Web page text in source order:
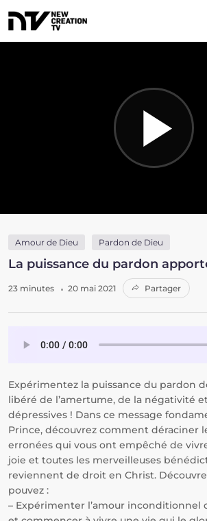
Amour de Dieu Pardon de Dieu
La puissance du pardon
23 minutes 20 mai 2021 Partager
Expérimentez la puissance du pardon
libéré de l’amertume, de la négativité
dépressives ! Dans ce message
Prince, découvrez comment déraciner
erronées qui vous ont empêché de
joie et toutes les merveilleuses
reviennent de droit en Christ.
pouvez :
– Expérimenter l’amour inconditionnel